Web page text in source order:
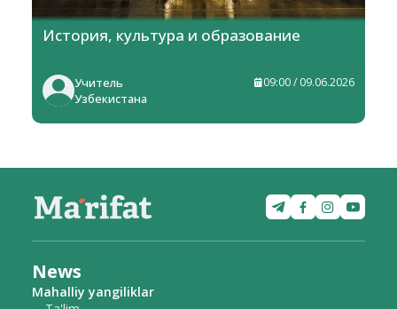
История, культура и образование
Учитель
Узбекистана
09:00 / 09.06.2026
News
Mahalliy yangiliklar